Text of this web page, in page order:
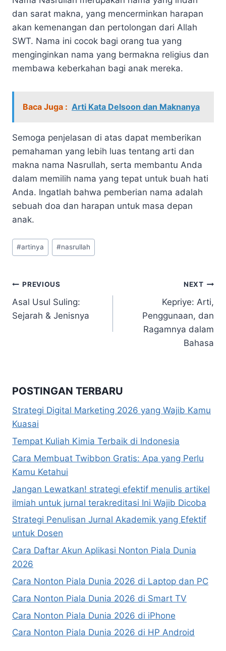
dan sarat makna, yang mencerminkan harapan
akan kemenangan dan pertolongan dari Allah
SWT. Nama ini cocok bagi orang tua yang
menginginkan nama yang bermakna religius dan
membawa keberkahan bagi anak mereka.
Baca Juga : Arti Kata Delsoon dan Maknanya
Semoga penjelasan di atas dapat memberikan
pemahaman yang lebih luas tentang arti dan
makna nama Nasrullah, serta membantu Anda
dalam memilih nama yang tepat untuk buah hati
Anda. Ingatlah bahwa pemberian nama adalah
sebuah doa dan harapan untuk masa depan
anak.
Post
Tags:
#artinya #nasrullah
Navigasi
pos
PREVIOUS
Asal Usul Suling:
Sejarah & Jenisnya
NEXT
Kepriye: Arti,
Penggunaan, dan
Ragamnya dalam
Bahasa
POSTINGAN TERBARU
Strategi Digital Marketing 2026 yang Wajib Kamu
Kuasai
Tempat Kuliah Kimia Terbaik di Indonesia
Cara Membuat Twibbon Gratis: Apa yang Perlu
Kamu Ketahui
Jangan Lewatkan! strategi efektif menulis artikel
ilmiah untuk jurnal terakreditasi Ini Wajib Dicoba
Strategi Penulisan Jurnal Akademik yang Efektif
untuk Dosen
Cara Daftar Akun Aplikasi Nonton Piala Dunia
2026
Cara Nonton Piala Dunia 2026 di Laptop dan PC
Cara Nonton Piala Dunia 2026 di Smart TV
Cara Nonton Piala Dunia 2026 di iPhone
Cara Nonton Piala Dunia 2026 di HP Android